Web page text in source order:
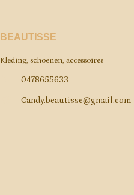
BEAUTISSE
Kleding, schoenen, accessoires
0478655633
Candy.beautisse@gmail.com